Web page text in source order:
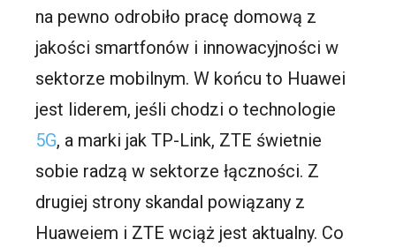
na pewno odrobiło pracę domową z
jakości smartfonów i innowacyjności w
sektorze mobilnym. W końcu to Huawei
jest liderem, jeśli chodzi o technologie
5G, a marki jak TP-Link, ZTE świetnie
sobie radzą w sektorze łączności. Z
drugiej strony skandal powiązany z
Huaweiem i ZTE wciąż jest aktualny. Co